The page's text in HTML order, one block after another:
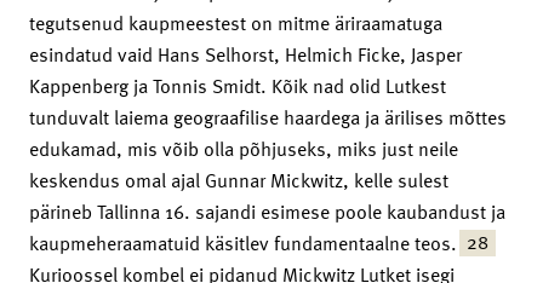
tegutsenud kaupmeestest on mitme äriraamatuga
esindatud vaid Hans Selhorst, Helmich Ficke, Jasper
Kappenberg ja Tonnis Smidt. Kõik nad olid Lutkest
tunduvalt laiema geograafilise haardega ja ärilises mõttes
edukamad, mis võib olla põhjuseks, miks just neile
keskendus omal ajal Gunnar Mickwitz, kelle sulest
pärineb Tallinna 16. sajandi esimese poole kaubandust ja
kaupmeheraamatuid käsitlev fundamentaalne teos. 28
Kurioossel kombel ei pidanud Mickwitz Lutket isegi